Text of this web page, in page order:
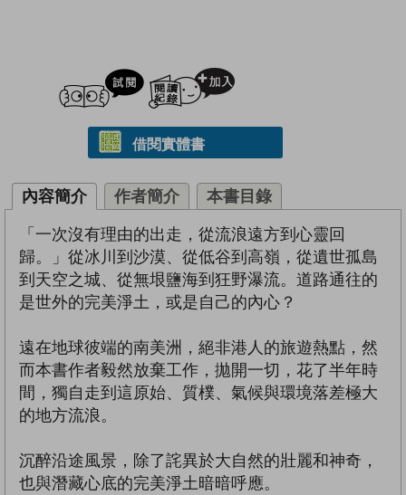
試閲
借閱實體書
內容簡介 作者簡介 本書目錄
「一次沒有理由的出走，從流浪遠方到心靈回
歸。」從冰川到沙漠、從低谷到高嶺，從遺世孤島
到天空之城、從無垠鹽海到狂野瀑流。道路通往的
是世外的完美淨土，或是自己的內心？
遠在地球彼端的南美洲，絕非港人的旅遊熱點，然
而本書作者毅然放棄工作，拋開一切，花了半年時
間，獨自走到這原始、質樸、氣候與環境落差極大
的地方流浪。
沉醉沿途風景，除了詫異於大自然的壯麗和神奇，
也與潛藏心底的完美淨土暗暗呼應。